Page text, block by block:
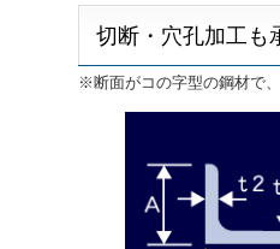
切断・穴孔加工も
※断面がコの字型の鋼材で